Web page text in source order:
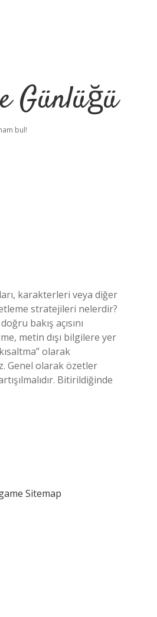
Günlüğü
bul!
karakterleri veya diğer
stratejileri nelerdir?
bakış açısını
metin dışı bilgilere yer
olarak
Genel olarak özetler
Bitirildiğinde
Sitemap